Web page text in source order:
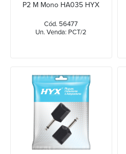
P2 M Mono HA035 HYX
Cód. 56477
Un. Venda: PCT/2